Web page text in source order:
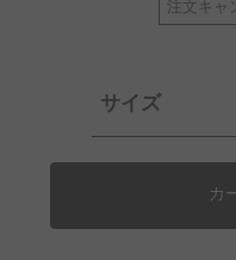
注文キャ
サイズ
カ